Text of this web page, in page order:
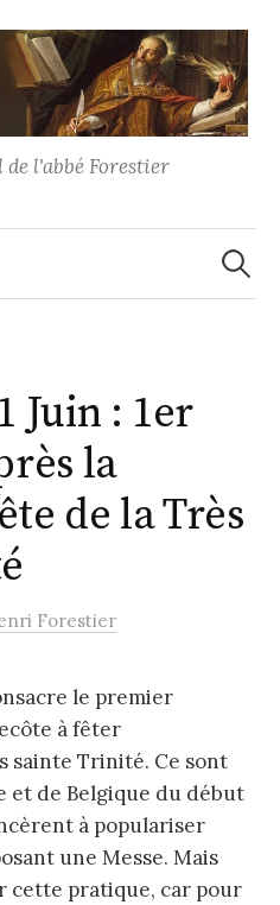
l'abbé Forestier
Juin : 1er
la
de la Très
Forestier
le premier
à fêter
sainte Trinité. Ce sont
et de Belgique du début
à populariser
une Messe. Mais
cette pratique, car pour